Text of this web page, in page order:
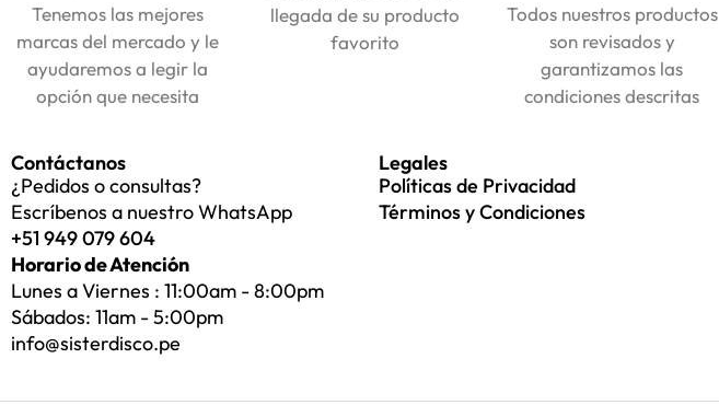
Tenemos las mejores
marcas del mercado y le
ayudaremos a legir la
opción que necesita
llegada de su producto
favorito
Todos nuestros productos
son revisados y
garantizamos las
condiciones descritas
Contáctanos
¿Pedidos o consultas?
Escríbenos a nuestro WhatsApp
+51 949 079 604
Horario de Atención
Lunes a Viernes : 11:00am - 8:00pm
Sábados: 11am - 5:00pm
info@sisterdisco.pe
Legales
Políticas de Privacidad
Términos y Condiciones